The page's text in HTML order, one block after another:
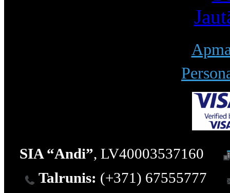
SIA “Andi”, LV40003537160
Talrunis: (+371) 67555777